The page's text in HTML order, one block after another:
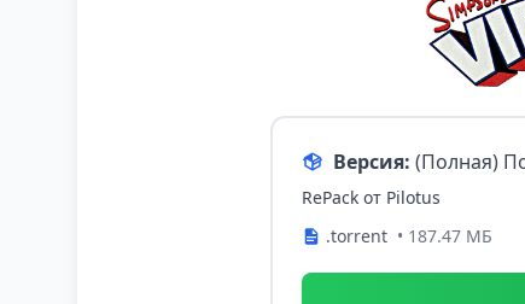
Версия: (Полная)
RePack от Pilotus
.torrent • 187.47 МБ